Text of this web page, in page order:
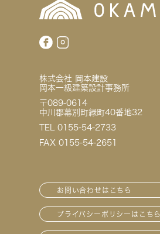
株式会社 岡本建設
岡本一級建築設計事務所
〒089-0614
中川郡幕別町緑町40番地32
TEL 0155-54-2733
FAX 0155-54-2651
お問い合わせはこちら
プライバシーポリシーはこちら